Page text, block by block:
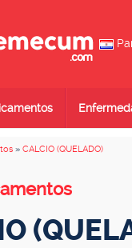
» CALCIO (QUELADO)